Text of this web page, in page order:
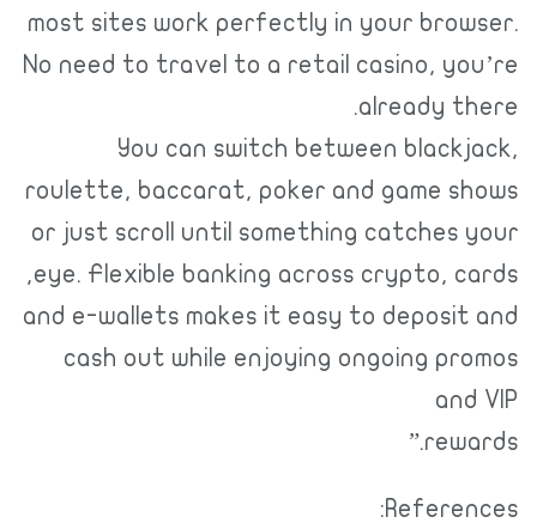
most sites work perfectly in your browser.
No need to travel to a retail casino, you’re
already there.
You can switch between blackjack,
roulette, baccarat, poker and game shows
or just scroll until something catches your
eye. Flexible banking across crypto, cards,
and e-wallets makes it easy to deposit and
cash out while enjoying ongoing promos
and VIP
rewards.”
References: